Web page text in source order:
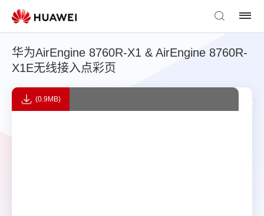
华为AirEngine 8760R-X1 & AirEngine 8760R-
X1E无线接入点彩页
(0.9MB)